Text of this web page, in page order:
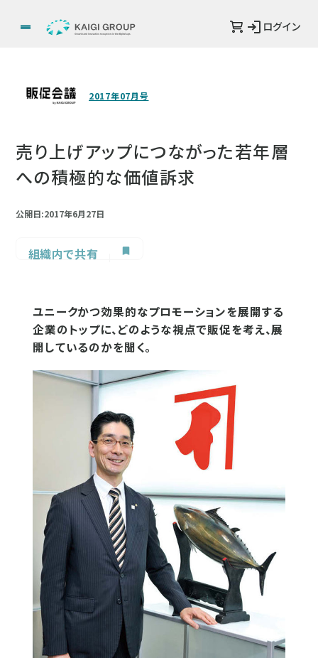
ログイン
2017年07月号
売り上げアップにつながった若年層
への積極的な価値訴求
公開日:2017年6月27日
組織内で共有
ユニークかつ効果的なプロモーションを展開する
企業のトップに、どのような視点で販促を考え、展
開しているのかを聞く。